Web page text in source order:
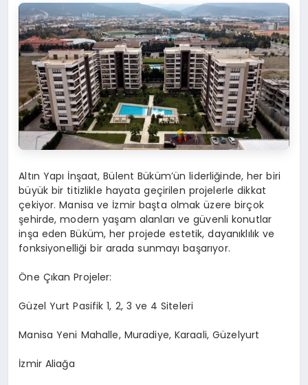
Altın Yapı İnşaat, Bülent Büküm’ün liderliğinde, her biri
büyük bir titizlikle hayata geçirilen projelerle dikkat
çekiyor. Manisa ve İzmir başta olmak üzere birçok
şehirde, modern yaşam alanları ve güvenli konutlar
inşa eden Büküm, her projede estetik, dayanıklılık ve
fonksiyonelliği bir arada sunmayı başarıyor.
Öne Çıkan Projeler:
Güzel Yurt Pasifik 1, 2, 3 ve 4 Siteleri
Manisa Yeni Mahalle, Muradiye, Karaali, Güzelyurt
İzmir Aliağa